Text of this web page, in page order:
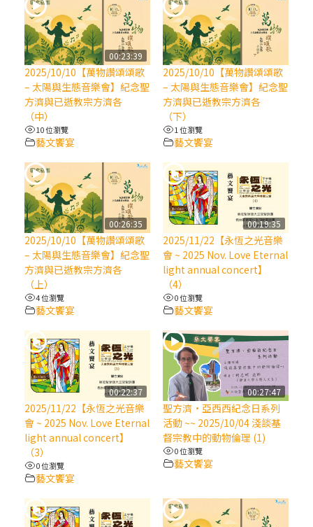
(2)黃敏正主教帶你做「四旬期避靜」—【逾
越的智慧】：七項齋戒的意義與益處
【信仰之旅】第九集：「如果你的痛苦比快
樂多」—歐義明神父 / 應芝莉老師
(1)黃敏正主教帶你做「四旬期避靜」—【逾
有」
【信仰之旅】第八集：「耶穌為什麼降生到
人世」—高樂祈修女
2025/10/10【萬物讚頌頌歌 – 太陽與生態音
樂會】紀念聖方濟與已逝教宗方濟各（中）
2025/10/10【萬物讚頌頌歌 – 太陽與生態音
樂會】紀念聖方濟與已逝教宗方濟各（下）
2025/10/10【萬物讚頌頌歌 – 太陽與生態音
樂會】紀念聖方濟與已逝教宗方濟各（上）
(9完結)黃敏正主教帶你做【將臨期避靜】—
匝凱的「新生命」：利他與內化
降生成人與人同在＝「厄瑪努爾」
00:23:39
2025/10/10【萬物讚頌頌歌
– 太陽與生態音樂會】紀念聖
方濟與已逝教宗方濟各
（中）
10 位瀏覽
藝文饗宴
2025/10/10【萬物讚頌頌歌
– 太陽與生態音樂會】紀念聖
方濟與已逝教宗方濟各
（下）
1 位瀏覽
藝文饗宴
00:26:35
2025/10/10【萬物讚頌頌歌
– 太陽與生態音樂會】紀念聖
方濟與已逝教宗方濟各
（上）
4 位瀏覽
藝文饗宴
00:19:35
2025/11/22【永恆之光音樂
會 ~ 2025 Nov. Love Eternal
light annual concert】
（4）
0 位瀏覽
藝文饗宴
00:22:37
2025/11/22【永恆之光音樂
會 ~ 2025 Nov. Love Eternal
light annual concert】
（3）
0 位瀏覽
藝文饗宴
00:27:47
聖方濟·亞西西紀念日系列
活動 ~~ 2025/10/04 淺談基
督宗教中的動物倫理 (1)
0 位瀏覽
藝文饗宴